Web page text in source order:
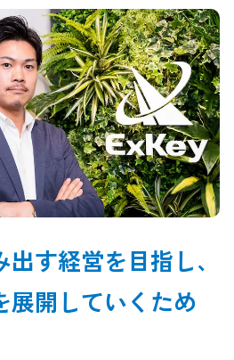
す経営を目指し、
展開していくため